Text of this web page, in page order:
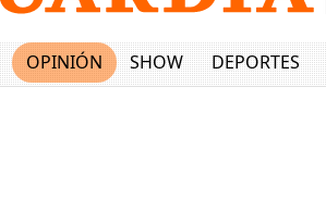
OPINIÓN SHOW DEPORTES